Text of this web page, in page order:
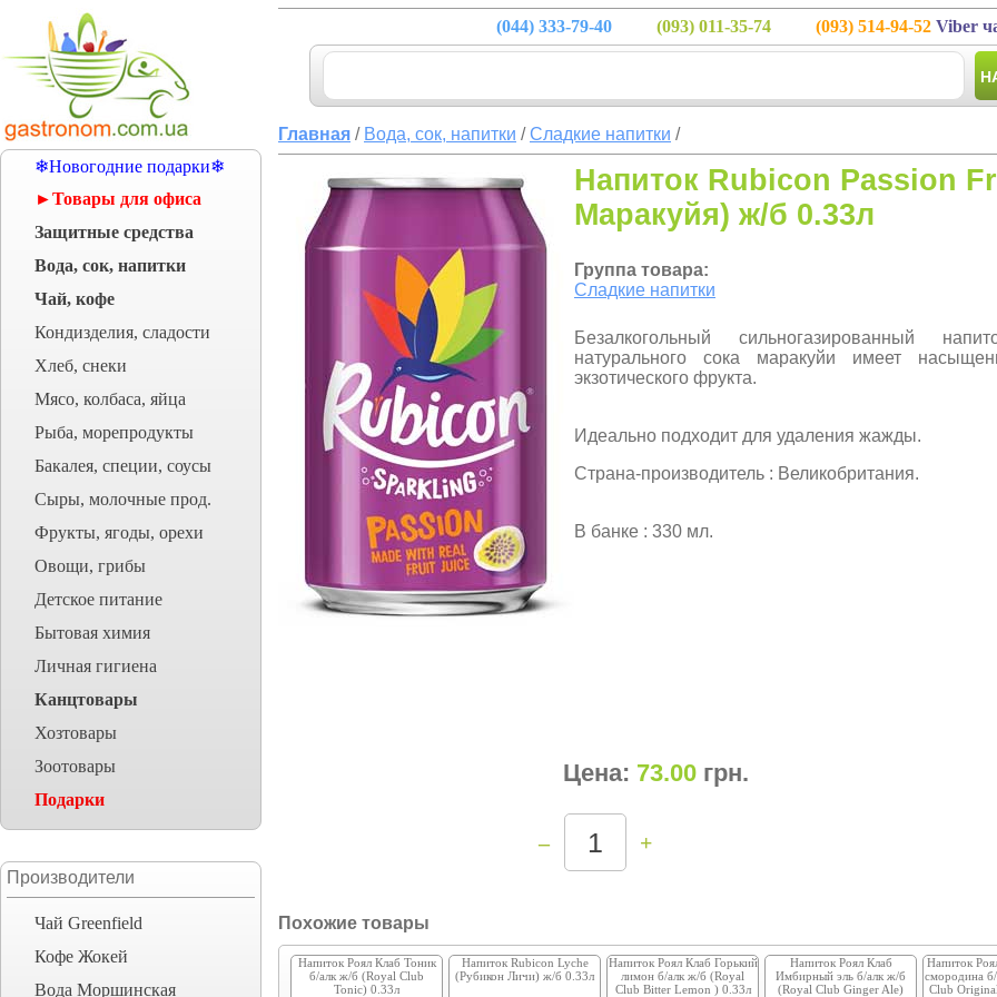
❄Новогодние подарки❄
►Товары для офиса
Защитные средства
Вода, сок, напитки
Чай, кофе
Кондизделия, сладости
Хлеб, снеки
Мясо, колбаса, яйца
Рыба, морепродукты
Бакалея, специи, соусы
Сыры, молочные прод.
Фрукты, ягоды, орехи
Овощи, грибы
Детское питание
Бытовая химия
Личная гигиена
Канцтовары
Хозтовары
Зоотовары
Подарки
Производители
Чай Greenfield
Кофе Жокей
Вода Моршинская
(044) 333-79-40 (093) 011-35-74 (093) 514-94-52 Viber
Главная / Вода, сок, напитки /Сладкие напитки /
Напиток Rubicon Passion
Маракуйя) ж/б 0.33л
Группа товара:
Сладкие напитки
Безалкогольный сильногазированный
натурального сока маракуйи имеет
экзотического фрукта.
Идеально подходит для удаления жажды.
Страна-производитель : Великобритания.
В банке : 330 мл.
Цена: 73.00 грн.
– +
Похожие товары
Напиток Роял Клаб Тоник
б/алк ж/б (Royal Club
Tonic) 0.33л
Напиток Rubicon Lyche
(Рубикон Личи) ж/б 0.33л
Напиток Роял Клаб Горький
лимон б/алк ж/б (Royal
Club Bitter Lemon ) 0.33л
Напиток Роял Клаб
Имбирный эль б/алк ж/б
(Royal Club Ginger Ale)
Напиток
смородина
Club